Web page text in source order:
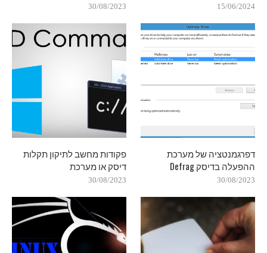
15/06/2024
30/08/2023
דפרגמנטציה של מערכת
ההפעלה בדיסק Defrag
30/08/2023
פקודות מחשב לתיקון תקלות
דיסק או מערכת
30/08/2023